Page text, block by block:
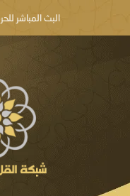
البث المباشر